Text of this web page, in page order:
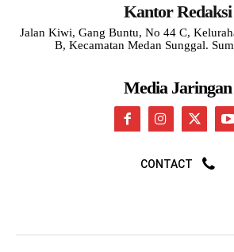
Kantor Redaksi
Jalan Kiwi, Gang Buntu, No 44 C,
B, Kecamatan Medan Sunggal.
Media Jaringan
CONTACT